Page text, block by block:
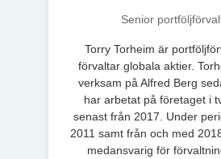
Senior
Torry Torheim är
förvaltar globala aktier.
verksam på Alfred Berg
har arbetat på företaget i
senast från 2017. Under
2011 samt från och med
medansvarig för